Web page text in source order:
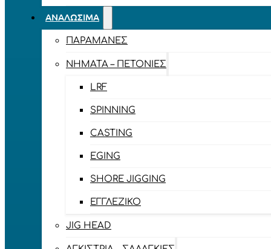
ΑΝΑΛΏΣΙΜΑ
ΠΑΡΑΜΆΝΕΣ
ΝΉΜΑΤΑ – ΠΕΤΟΝΙΈΣ
LRF
SPINNING
CASTING
EGING
SHORE JIGGING
ΕΓΓΛΈΖΙΚΟ
JIG HEAD